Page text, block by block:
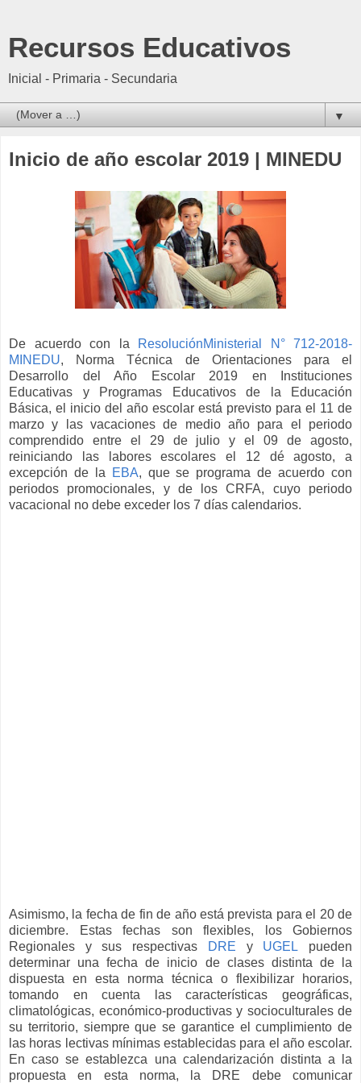
Recursos Educativos
Inicial - Primaria - Secundaria
▼
Inicio de año escolar 2019 | MINEDU
De acuerdo con la
ResoluciónMinisterial N° 712-2018-
MINEDU, Norma Técnica de Orientaciones para el
Desarrollo del Año Escolar 2019 en Instituciones
Educativas y Programas Educativos de la Educación
Básica, el inicio del año escolar está previsto para el 11 de
marzo y las vacaciones de medio año para el periodo
comprendido entre el 29 de julio y el 09 de agosto,
reiniciando las labores escolares el 12 dé agosto, a
excepción de la
EBA, que se programa de acuerdo con
periodos promocionales, y de los CRFA, cuyo periodo
vacacional no debe exceder los 7 días calendarios.
Asimismo, la fecha de fin de año está prevista para el 20 de
diciembre. Estas fechas son flexibles, los Gobiernos
Regionales y sus respectivas
DRE y UGEL pueden
determinar una fecha de inicio de clases distinta de la
dispuesta en esta norma técnica o flexibilizar horarios,
tomando en cuenta las características geográficas,
climatológicas, económico-productivas y socioculturales de
su territorio, siempre que se garantice el cumplimiento de
las horas lectivas mínimas establecidas para el año escolar.
En caso se establezca una calendarización distinta a la
propuesta en esta norma, la DRE debe comunicar